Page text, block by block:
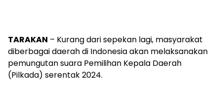
TARAKAN – Kurang dari sepekan lagi, masyarakat
diberbagai daerah di Indonesia akan melaksanakan
pemungutan suara Pemilihan Kepala Daerah
(Pilkada) serentak 2024.